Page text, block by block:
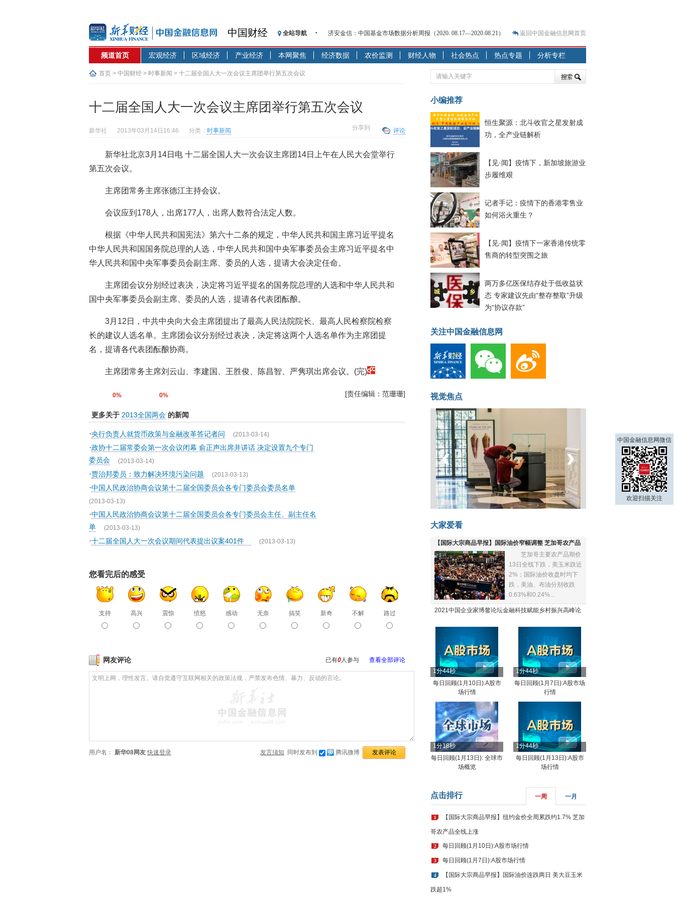
中国财经 全站导航
记者手记：疫情下的香港零售业如何浴火重生？
济安金信：中国基金市场数据分析周报（2020. 07.27—2020.07.31）
在“隐秘的角落”
央行公开市场净投放300亿元 短端资金利率明显下行
基本面及股市双轮冲击 债市回调十年期债表现最弱
沥青期货连续两日涨逾3% 沪银及两粕涨势喜人
恒生聚源：北斗收官之星发射成功，全产业链解析
济安金信：中国基金市场数据分析周报（2020. 08.17—2020.08.21）
返回中国金融信息网首页
频道首页 宏观经济 区域经济 产业经济 本网聚焦 经济数据 农价监测 财经人物 社会热点 热点专题 分析专栏
首页 > 中国财经 > 时事新闻 > 十二届全国人大一次会议主席团举行第五次会议
十二届全国人大一次会议主席团举行第五次会议
评论
分享到
新华社 2013年03月14日16:46 分类： 时事新闻
新华社北京3月14日电 十二届全国人大一次会议主席团14日上午在人民大会堂举行
第五次会议。
主席团常务主席张德江主持会议。
会议应到178人，出席177人，出席人数符合法定人数。
根据《中华人民共和国宪法》第六十二条的规定，中华人民共和国主席习近平提名
中华人民共和国国务院总理的人选，中华人民共和国中央军事委员会主席习近平提名中
华人民共和国中央军事委员会副主席、委员的人选，提请大会决定任命。
主席团会议分别经过表决，决定将习近平提名的国务院总理的人选和中华人民共和
国中央军事委员会副主席、委员的人选，提请各代表团酝酿。
3月12日，中共中央向大会主席团提出了最高人民法院院长、最高人民检察院检察
长的建议人选名单。主席团会议分别经过表决，决定将这两个人选名单作为主席团提
名，提请各代表团酝酿协商。
主席团常务主席刘云山、李建国、王胜俊、陈昌智、严隽琪出席会议。(完)
0% 0% [责任编辑：范珊珊]
更多关于 2013全国两会 的新闻
·央行负责人就货币政策与金融改革答记者问 (2013-03-14)
·政协十二届常委会第一次会议闭幕 俞正声出席并讲话 决定设置九个专门
委员会 (2013-03-14)
·贾治邦委员：致力解决环境污染问题 (2013-03-13)
·中国人民政治协商会议第十二届全国委员会各专门委员会委员名单
(2013-03-13)
·中国人民政治协商会议第十二届全国委员会各专门委员会主任、副主任名
单 (2013-03-13)
·十二届全国人大一次会议期间代表提出议案401件 (2013-03-13)
您看完后的感受
支持 高兴 震惊 愤怒 感动 无奈 搞笑 新奇 不解 路过
网友评论 已有0人参与 查看全部评论
用户名： 新华08网友 快速登录 发言须知 同时发布到 腾讯微博
小编推荐
恒生聚源：北斗收官之星发射成
功，全产业链解析
【见·闻】疫情下，新加坡旅游业
步履维艰
记者手记：疫情下的香港零售业
如何浴火重生？
【见·闻】疫情下一家香港传统零
售商的转型突围之旅
两万多亿医保结存处于低收益状
态 专家建议先由“整存整取”升级
为“协议存款”
关注中国金融信息网
视觉焦点
菲律宾：防疫降级
‹ ›
大家爱看
【国际大宗商品早报】国际油价窄幅调整 芝加哥农产品
全线下跌
芝加哥主要农产品期价
13日全线下跌，美玉米跌近
2%；国际油价收盘时均下
跌，美油、布油分别收跌
0.63%和0.24%...
2021中国企业家博鳌论坛金融科技赋能乡村振兴高峰论
1分44秒
每日回顾(1月10日):A股市
场行情
1分44秒
每日回顾(1月7日):A股市场
行情
1分18秒
每日回顾(1月13日): 全球市
场概览
1分44秒
每日回顾(1月13日):A股市
场行情
点击排行 一周 一月
1 【国际大宗商品早报】纽约金价全周累跌约1.7% 芝加
哥农产品全线上涨
2 每日回顾(1月10日):A股市场行情
3 每日回顾(1月7日):A股市场行情
4 【国际大宗商品早报】国际油价连跌两日 美大豆玉米
跌超1%
中国金融信息网微信
欢迎扫描关注